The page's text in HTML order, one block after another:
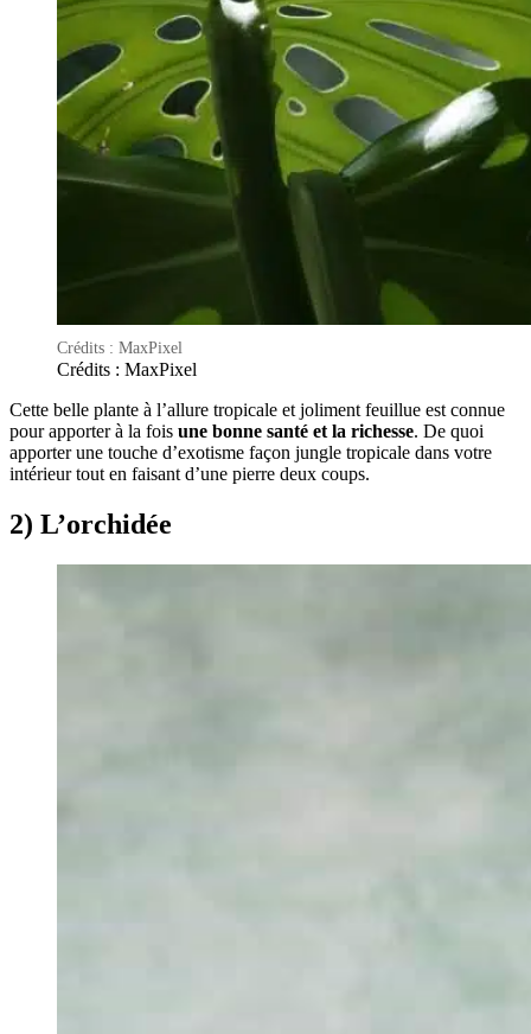
Crédits : MaxPixel
Crédits : MaxPixel
Cette belle plante à l’allure tropicale et joliment feuillue est connue
pour apporter à la fois une bonne santé et la richesse. De quoi
apporter une touche d’exotisme façon jungle tropicale dans votre
intérieur tout en faisant d’une pierre deux coups.
2) L’orchidée